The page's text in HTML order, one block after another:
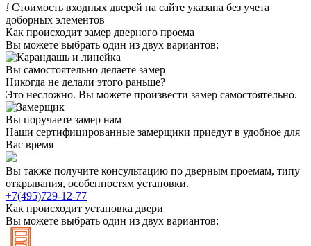
! Стоимость входных дверей на сайте указана без учета
доборных элементов
Как происходит замер дверного проема
Вы можете выбрать один из двух вариантов:
Вы самостоятельно делаете замер
Никогда не делали этого раньше?
Это несложно. Вы можете произвести замер самостоятельно.
Вы поручаете замер нам
Наши сертифицированные замерщики приедут в удобное для
Вас время
Вы также получите консультацию по дверным проемам, типу
открывания, особенностям установки.
+7(495)729-12-77
Как происходит установка двери
Вы можете выбрать один из двух вариантов: